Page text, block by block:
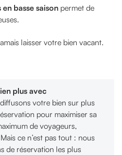
basse saison permet de
laisser votre bien vacant.
plus avec
votre bien sur plus
pour maximiser sa
de voyageurs,
ce n’est pas tout : nous
de réservation les plus